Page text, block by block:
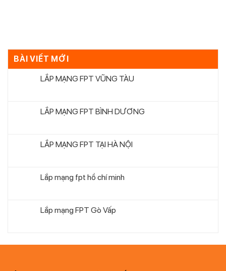
BÀI VIẾT MỚI
LẮP MẠNG FPT VŨNG TÀU
LẮP MẠNG FPT BÌNH DƯƠNG
LẮP MẠNG FPT TẠI HÀ NỘI
Lắp mạng fpt hồ chí minh
Lắp mạng FPT Gò Vấp